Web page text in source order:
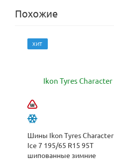
Похожие
ХИТ
Шины Ikon Tyres Character
Ice 7 195/65 R15 95T
шипованные зимние